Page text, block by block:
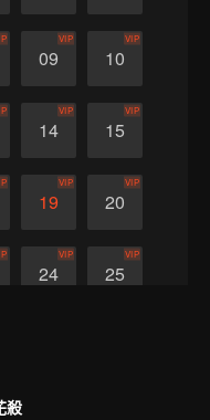
09
VIP
10
VIP
14
VIP
15
VIP
19
VIP
20
VIP
24
VIP
25
VIP
殺